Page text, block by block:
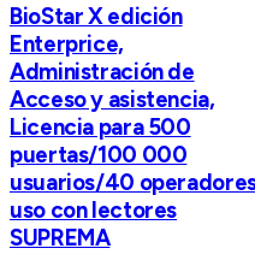
BioStar X edición
Enterprice,
Administración de
Acceso y asistencia,
Licencia para 500
puertas/100 000
usuarios/40
uso con lectores
SUPREMA